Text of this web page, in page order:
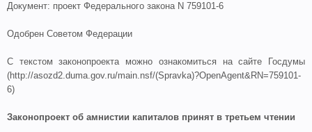
Документ: проект Федерального закона N 759101-6
Одобрен Советом Федерации
С текстом законопроекта можно ознакомиться на сайте Госдумы
(http://asozd2.duma.gov.ru/main.nsf/(Spravka)?OpenAgent&RN=759101-
6)
Законопроект об амнистии капиталов принят в третьем чтении